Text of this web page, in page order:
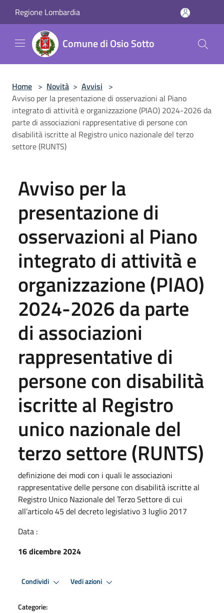
Regione Lombardia
Comune di Osio Sotto
Home > Novità > Avvisi >
Avviso per la presentazione di osservazioni al Piano
integrato di attività e organizzazione (PIAO) 2024-2026 da
parte di associazioni rappresentative di persone con
disabilità iscritte al Registro unico nazionale del terzo
settore (RUNTS)
Avviso per la
presentazione di
osservazioni al Piano
integrato di attività e
organizzazione (PIAO)
2024-2026 da parte
di associazioni
rappresentative di
persone con disabilità
iscritte al Registro
unico nazionale del
terzo settore (RUNTS)
definizione dei modi con i quali le associazioni
rappresentative delle persone con disabilità iscritte al
Registro Unico Nazionale del Terzo Settore di cui
all’articolo 45 del decreto legislativo 3 luglio 2017
Data :
16 dicembre 2024
Condividi Vedi azioni
Categorie: